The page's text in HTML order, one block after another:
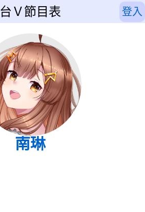
台Ｖ節目表 登入
南琳